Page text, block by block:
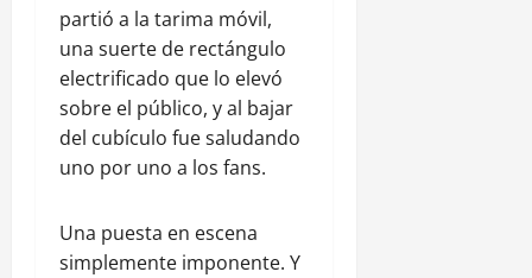
partió a la tarima móvil,
una suerte de rectángulo
electrificado que lo elevó
sobre el público, y al bajar
del cubículo fue saludando
uno por uno a los fans.
Una puesta en escena
simplemente imponente. Y